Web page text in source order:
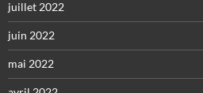
juillet 2022
juin 2022
mai 2022